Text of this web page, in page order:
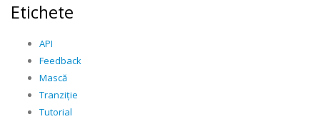
Etichete
API
Feedback
Mască
Tranziție
Tutorial